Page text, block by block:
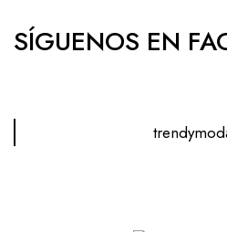
SÍGUENOS EN